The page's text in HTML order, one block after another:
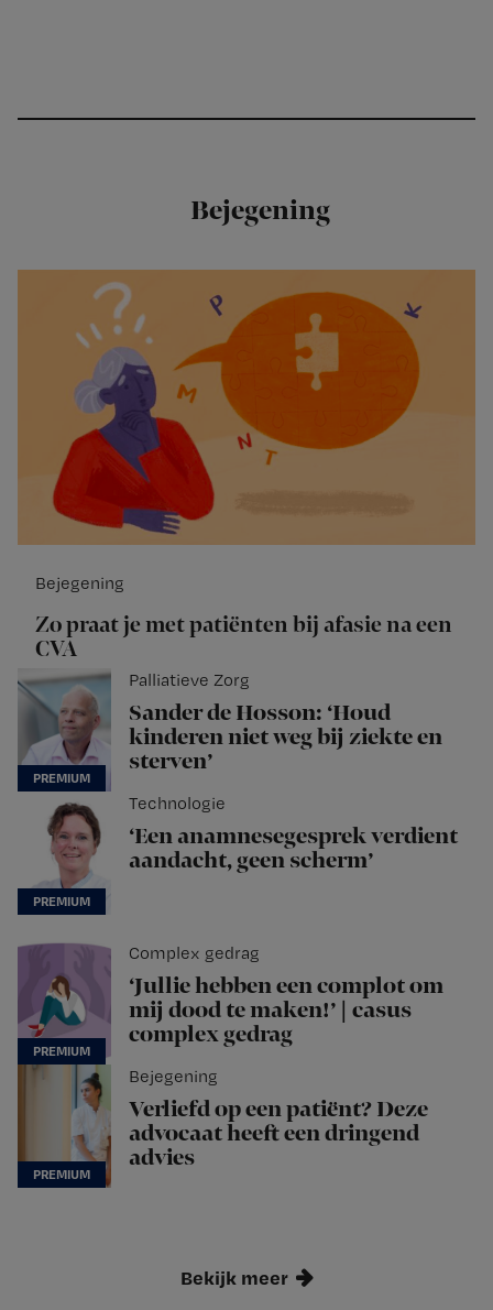
Bejegening
Bejegening
Zo praat je met patiënten bij afasie na een
CVA
Palliatieve Zorg
Sander de Hosson: ‘Houd
kinderen niet weg bij ziekte en
sterven’
Technologie
‘Een anamnesegesprek verdient
aandacht, geen scherm’
Complex gedrag
‘Jullie hebben een complot om
mij dood te maken!’ | casus
complex gedrag
Bejegening
Verliefd op een patiënt? Deze
advocaat heeft een dringend
advies
Bekijk meer